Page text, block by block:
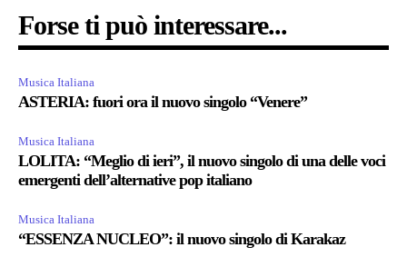
Forse ti può interessare...
Musica Italiana
ASTERIA: fuori ora il nuovo singolo “Venere”
Musica Italiana
LOLITA: “Meglio di ieri”, il nuovo singolo di una delle voci
emergenti dell’alternative pop italiano
Musica Italiana
“ESSENZA NUCLEO”: il nuovo singolo di Karakaz